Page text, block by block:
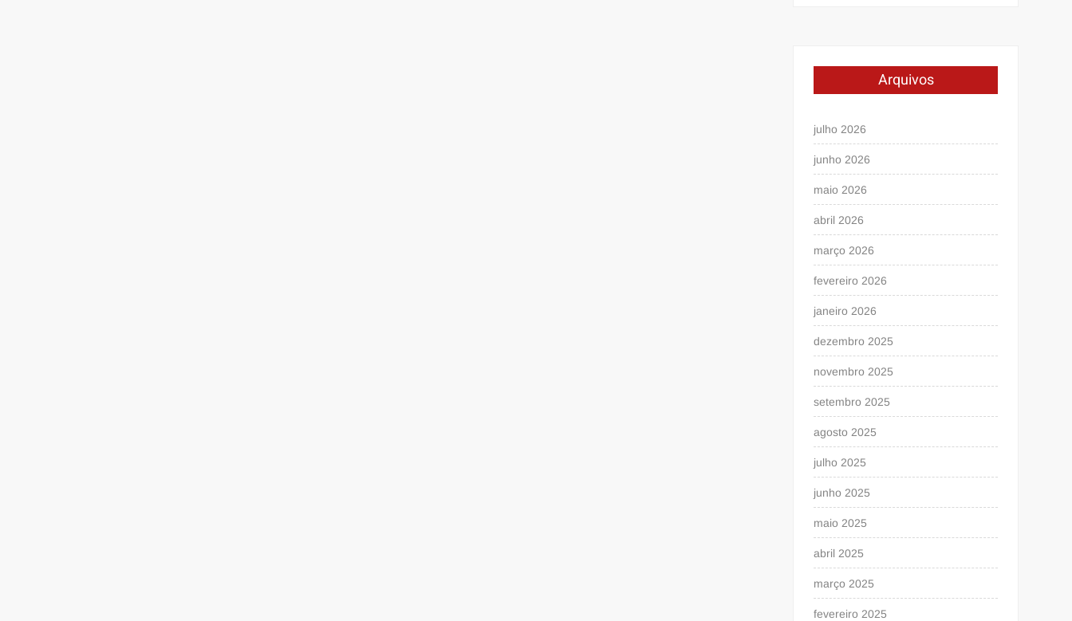
Arquivos
julho 2026
junho 2026
maio 2026
abril 2026
março 2026
fevereiro 2026
janeiro 2026
dezembro 2025
novembro 2025
setembro 2025
agosto 2025
julho 2025
junho 2025
maio 2025
abril 2025
março 2025
fevereiro 2025